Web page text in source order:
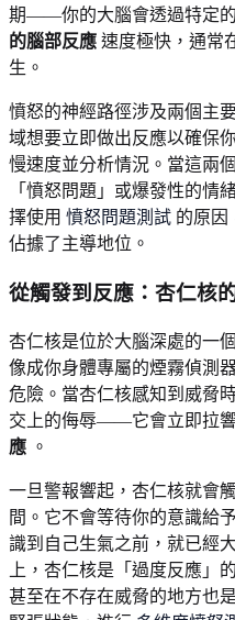
期——你的大腦會透過特定
的腦部反應 速度極快，通常
生。
憤怒的神經路徑涉及兩個主
域想要立即做出反應以確保
慢速度並分析情況。當這兩
「憤怒問題」或爆發性的情
擇使用 憤怒問題測試 的原因
佔據了主導地位。
從觸發到反應：杏仁核
杏仁核是位於大腦深處的一
像成你身體專屬的煙霧偵測
危險。當杏仁核感知到威脅
交上的侮辱——它會立即拉
應 。
一旦警報響起，杏仁核就會
間。它不會等待你的意識給
識到自己生氣之前，就已經
上，杏仁核是「過度反應」
甚至在不存在威脅的地方也